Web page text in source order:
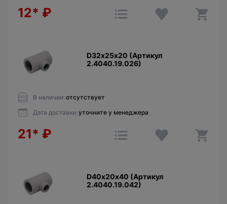
12* ₽
D32х25х20 (Артикул
2.4040.19.026)
В наличии: отсутствует
Дата доставки: уточните у менеджера
21* ₽
D40х20х40 (Артикул
2.4040.19.042)